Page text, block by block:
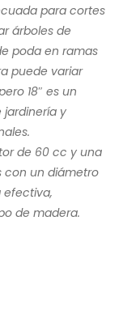
para cortes
árboles de
poda en ramas
puede variar
18″ es un
jardinería y
de 60 cc y una
con un diámetro
de madera.